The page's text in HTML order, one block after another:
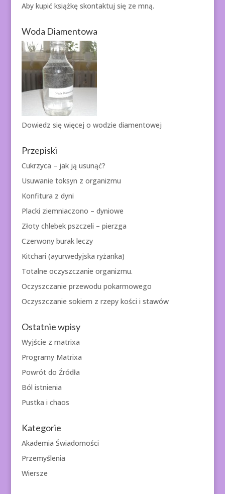
Aby kupić książkę skontaktuj się ze mną.
Woda Diamentowa
Dowiedz się więcej o wodzie diamentowej
Przepiski
Cukrzyca – jak ją usunąć?
Usuwanie toksyn z organizmu
Konfitura z dyni
Placki ziemniaczono – dyniowe
Złoty chlebek pszczeli – pierzga
Czerwony burak leczy
Kitchari (ayurwedyjska ryżanka)
Totalne oczyszczanie organizmu.
Oczyszczanie przewodu pokarmowego
Oczyszczanie sokiem z rzepy kości i stawów
Ostatnie wpisy
Wyjście z matrixa
Programy Matrixa
Powrót do Źródła
Ból istnienia
Pustka i chaos
Kategorie
Akademia Świadomości
Przemyślenia
Wiersze